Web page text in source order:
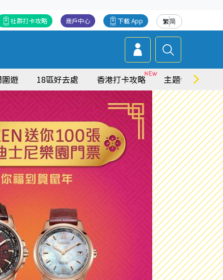
繁简
下載 App
商戶中心
社群打卡攻略
遊 18區好去處 香港打卡攻略 主題特集